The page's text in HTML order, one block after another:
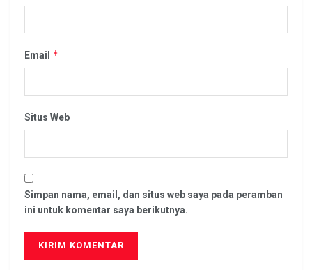
Email *
Situs Web
Simpan nama, email, dan situs web saya pada peramban
ini untuk komentar saya berikutnya.